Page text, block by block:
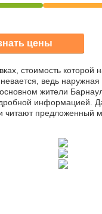
стоимость
ведь
жители
информацией.
читают предложенный